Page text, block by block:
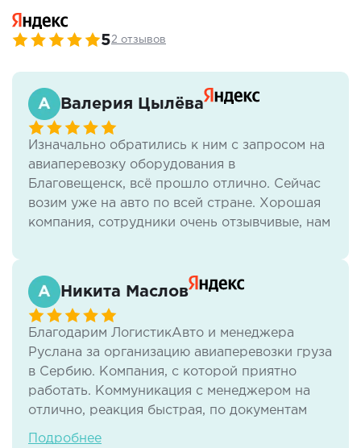
52 отзывов
Валерия Цылёва
Изначально обратились к ним с запросом на
авиаперевозку оборудования в
Благовещенск, всё прошло отлично. Сейчас
возим уже на авто по всей стране. Хорошая
компания, сотрудники очень отзывчивые, нам
Никита Маслов
Благодарим ЛогистикАвто и менеджера
Руслана за организацию авиаперевозки груза
в Сербию. Компания, с которой приятно
работать. Коммуникация с менеджером на
отлично, реакция быстрая, по документам
тоже нет никаких проблем. И самое важное -
Подробнее